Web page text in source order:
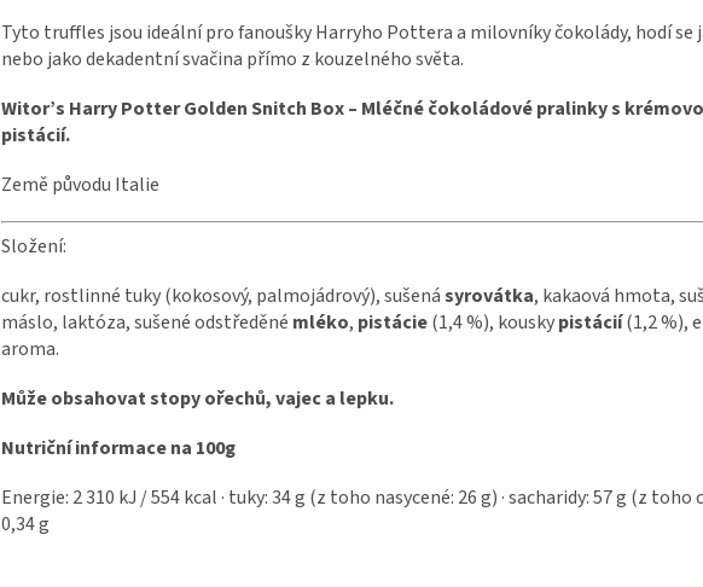
Tyto truffles jsou ideální pro fanoušky Harryho Pottera a milovníky čokolády, hodí se
nebo jako dekadentní svačina přímo z kouzelného světa.
Witor’s Harry Potter Golden Snitch Box – Mléčné čokoládové pralinky s
pistácií.
Země původu Italie
Složení:
cukr, rostlinné tuky (kokosový, palmojádrový), sušenásyrovátka, kakaová hmota,
máslo, laktóza, sušené odstředěné mléko, pistácie(1,4 %), kouskypistácií(1,2 %),
aroma.
Může obsahovat stopy ořechů, vajec a lepku.
Nutriční informace na 100g
Energie: 2 310 kJ / 554 kcal · tuky: 34 g (z toho nasycené: 26 g) · sacharidy: 57 g (z toho
0,34 g